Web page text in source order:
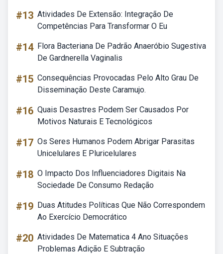
#13 Atividades De Extensão: Integração De
Competências Para Transformar O Eu
#14 Flora Bacteriana De Padrão Anaeróbio Sugestiva
De Gardnerella Vaginalis
#15 Consequências Provocadas Pelo Alto Grau De
Disseminação Deste Caramujo.
#16 Quais Desastres Podem Ser Causados Por
Motivos Naturais E Tecnológicos
#17 Os Seres Humanos Podem Abrigar Parasitas
Unicelulares E Pluricelulares
#18 O Impacto Dos Influenciadores Digitais Na
Sociedade De Consumo Redação
#19 Duas Atitudes Políticas Que Não Correspondem
Ao Exercício Democrático
#20 Atividades De Matematica 4 Ano Situações
Problemas Adição E Subtração